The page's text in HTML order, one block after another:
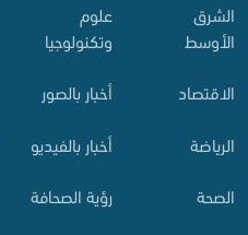
الشرق
الأوسط
الاقتصاد
الرياضة
الصحة
علوم
وتكنولوجيا
أخبار بالصور
أخبار بالفيديو
رؤية الصحافة